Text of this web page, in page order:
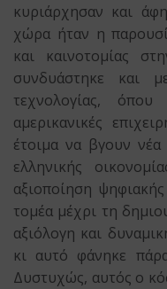
κυριάρχησαν και
χώρα ήταν η
και καινοτομίας
συνδυάστηκε και
τεχνολογίας,
αμερικανικές
έτοιμα να βγουν νέα
ελληνικής
αξιοποίηση
τομέα μέχρι τη
αξιόλογη και
κι αυτό φάνηκε
Δυστυχώς, αυτός ο